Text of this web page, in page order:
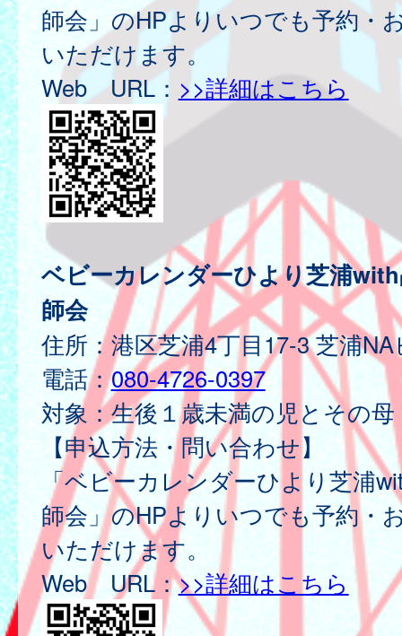
師会」のHPよりいつでも予約・
いただけます。
Web URL： >>詳細はこちら
ベビーカレンダーひより芝浦
師会
住所：港区芝浦4丁目17-3 芝浦
電話：080-4726-0397
対象：生後１歳未満の児とその母
【申込方法・問い合わせ】
「ベビーカレンダーひより芝浦
師会」のHPよりいつでも予約・
いただけます。
Web URL：>>詳細はこちら